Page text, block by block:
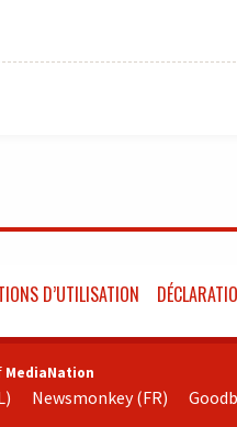
D’UTILISATION
MediaNation
Newsmonkey (FR)